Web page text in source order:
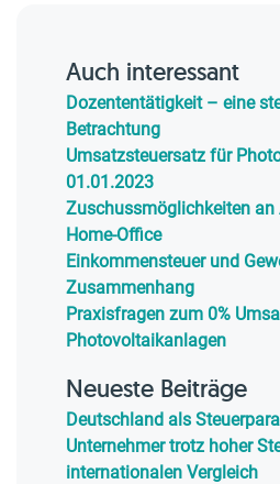
Auch interessant
Dozententätigkeit – eine
Betrachtung
Umsatzsteuersatz für
01.01.2023
Zuschussmöglichkeiten an
Home-Office
Einkommensteuer und
Zusammenhang
Praxisfragen zum 0%
Photovoltaikanlagen
Neueste Beiträge
Deutschland als
Unternehmer trotz hoher
internationalen Vergleich